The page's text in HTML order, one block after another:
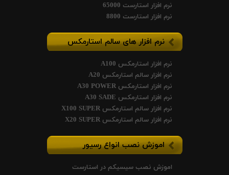
نرم افزار استارست 65000
نرم افزار استارست 8800
نرم افزار های سالم استارمکس
نرم افزار استارمکس A100
نرم افزار سالم استارمکس A20
نرم افزار استارمکس A30 POWER
نرم افزار استارمکس A30 SADE
نرم افزار سالم استارمکس X100 SUPER
نرم افزار سالم استارمکس X20 SUPER
اموزش نصب انواع رسیور
اموزش نصب سیسیکم در استارست